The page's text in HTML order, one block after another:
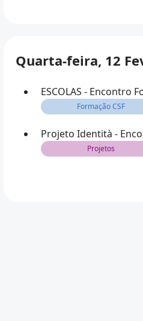
Quarta-feira, 12
ESCOLAS - Encontro
Formação CSF
Projeto Identità -
Projetos